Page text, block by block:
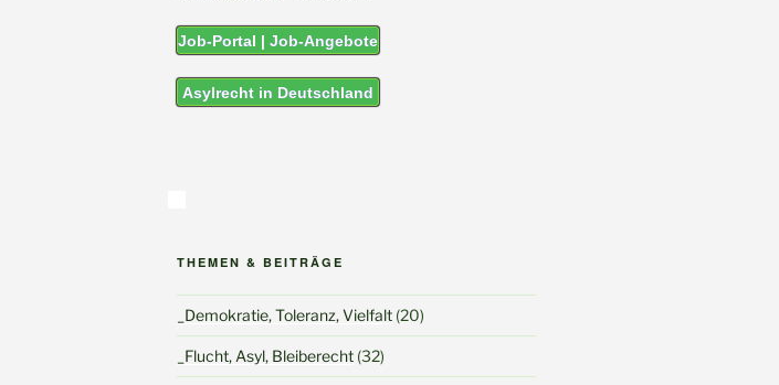
Job-Portal | Job-Angebote
Asylrecht in Deutschland
THEMEN & BEITRÄGE
_Demokratie, Toleranz, Vielfalt(20)
_Flucht, Asyl, Bleiberecht(32)